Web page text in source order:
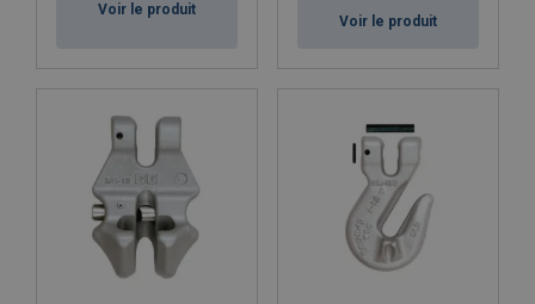
Voir le produit
Voir le produit